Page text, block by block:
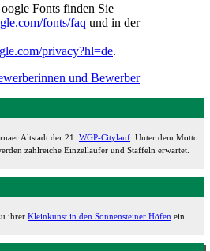
Fonts finden Sie
fonts/faq und in der
privacy?hl=de.
und Bewerber
Altstadt der 21. WGP-Citylauf . Unter dem Motto
zahlreiche Einzelläufer und Staffeln erwartet.
ihrer Kleinkunst in den Sonnensteiner Höfen ein.